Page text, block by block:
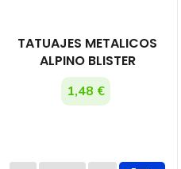
TATUAJES METALICOS
ALPINO BLISTER
1,48 €